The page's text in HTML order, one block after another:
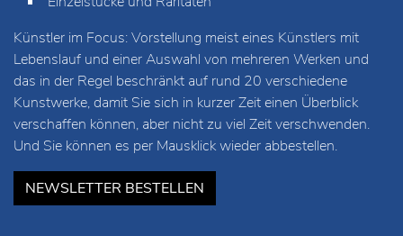
Künstler im Focus: Vorstellung meist eines Künstlers mit
Lebenslauf und einer Auswahl von mehreren Werken und
das in der Regel beschränkt auf rund 20 verschiedene
Kunstwerke, damit Sie sich in kurzer Zeit einen Überblick
verschaffen können, aber nicht zu viel Zeit verschwenden.
Und Sie können es per Mausklick wieder abbestellen.
NEWSLETTER BESTELLEN